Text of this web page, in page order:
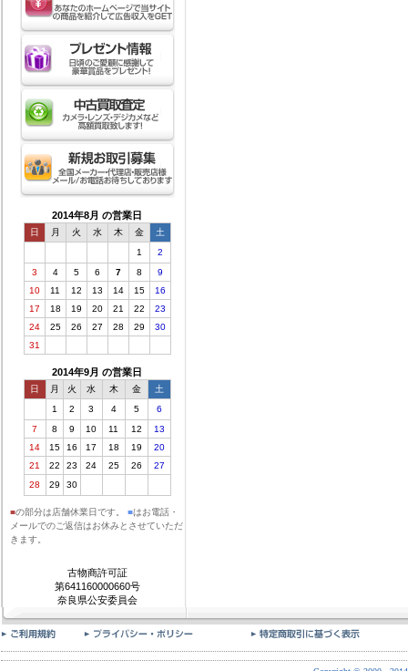
2014年8月 の営業日
日 月 火 水 木 金
土
1
2
3
4 5 6 7 8
9
10
11 12 13 14 15
16
17
18 19 20 21 22
23
24
25 26 27 28 29
30
31
2014年9月 の営業日
日 月 火 水 木 金
土
1
2 3 4 5
6
7
8 9 10 11 12
13
14
15 16 17 18 19
20
21
22 23 24 25 26
27
28
29 30
■の部分は店舗休業日です。 ■はお電話・
メールでのご返信はお休みとさせていただ
きます。
古物商許可証
第641160000660号
奈良県公安委員会